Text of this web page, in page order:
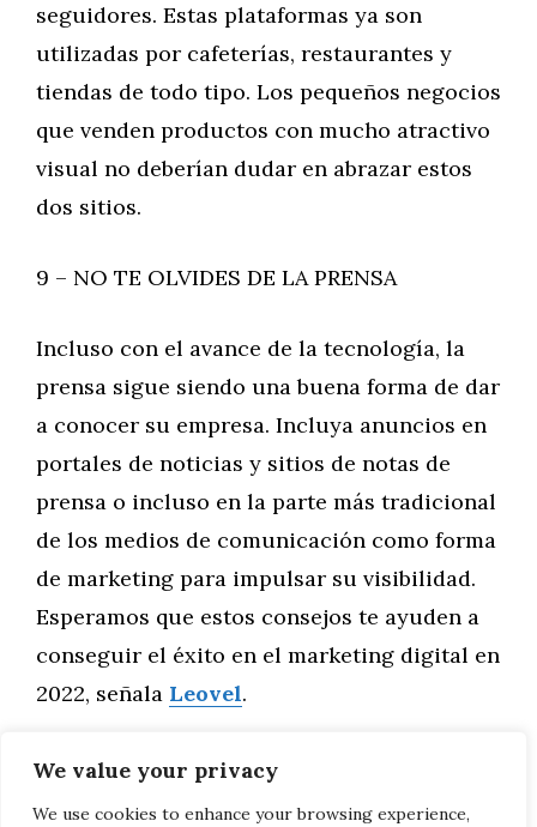
We value your privacy
We use cookies to enhance your browsing experience,
seguidores. Estas plataformas ya son
utilizadas por cafeterías, restaurantes y
tiendas de todo tipo. Los pequeños negocios
que venden productos con mucho atractivo
visual no deberían dudar en abrazar estos
dos sitios.
9 – NO TE OLVIDES DE LA PRENSA
Incluso con el avance de la tecnología, la
prensa sigue siendo una buena forma de dar
a conocer su empresa. Incluya anuncios en
portales de noticias y sitios de notas de
prensa o incluso en la parte más tradicional
de los medios de comunicación como forma
de marketing para impulsar su visibilidad.
Esperamos que estos consejos te ayuden a
conseguir el éxito en el marketing digital en
2022, señala Leovel.
Categorías
Marketing
FORD FOCUS 4